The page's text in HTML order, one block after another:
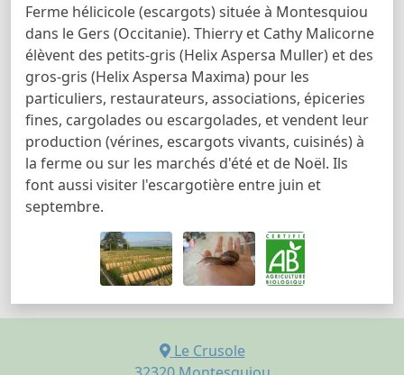
Ferme hélicicole (escargots) située à Montesquiou
dans le Gers (Occitanie). Thierry et Cathy Malicorne
élèvent des petits-gris (Helix Aspersa Muller) et des
gros-gris (Helix Aspersa Maxima) pour les
particuliers, restaurateurs, associations, épiceries
fines, cargolades ou escargolades, et vendent leur
production (vérines, escargots vivants, cuisinés) à
la ferme ou sur les marchés d'été et de Noël. Ils
font aussi visiter l'escargotière entre juin et
septembre.
Le Crusole